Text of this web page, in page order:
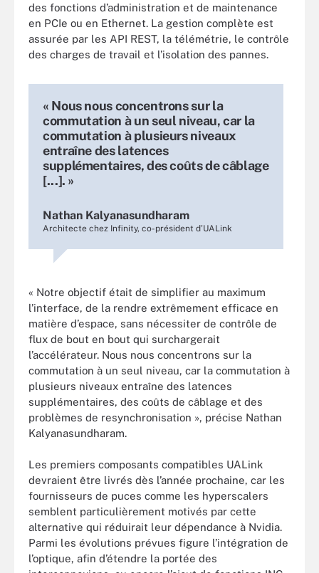
des fonctions d’administration et de maintenance
en PCIe ou en Ethernet. La gestion complète est
assurée par les API REST, la télémétrie, le contrôle
des charges de travail et l’isolation des pannes.
« Nous nous concentrons sur la
commutation à un seul niveau, car la
commutation à plusieurs niveaux
entraîne des latences
supplémentaires, des coûts de câblage
[...]. »
Nathan Kalyanasundharam
Architecte chez Infinity, co-président d’UALink
« Notre objectif était de simplifier au maximum
l’interface, de la rendre extrêmement efficace en
matière d’espace, sans nécessiter de contrôle de
flux de bout en bout qui surchargerait
l’accélérateur. Nous nous concentrons sur la
commutation à un seul niveau, car la commutation à
plusieurs niveaux entraîne des latences
supplémentaires, des coûts de câblage et des
problèmes de resynchronisation », précise Nathan
Kalyanasundharam.
Les premiers composants compatibles UALink
devraient être livrés dès l’année prochaine, car les
fournisseurs de puces comme les hyperscalers
semblent particulièrement motivés par cette
alternative qui réduirait leur dépendance à Nvidia.
Parmi les évolutions prévues figure l’intégration de
l’optique, afin d’étendre la portée des